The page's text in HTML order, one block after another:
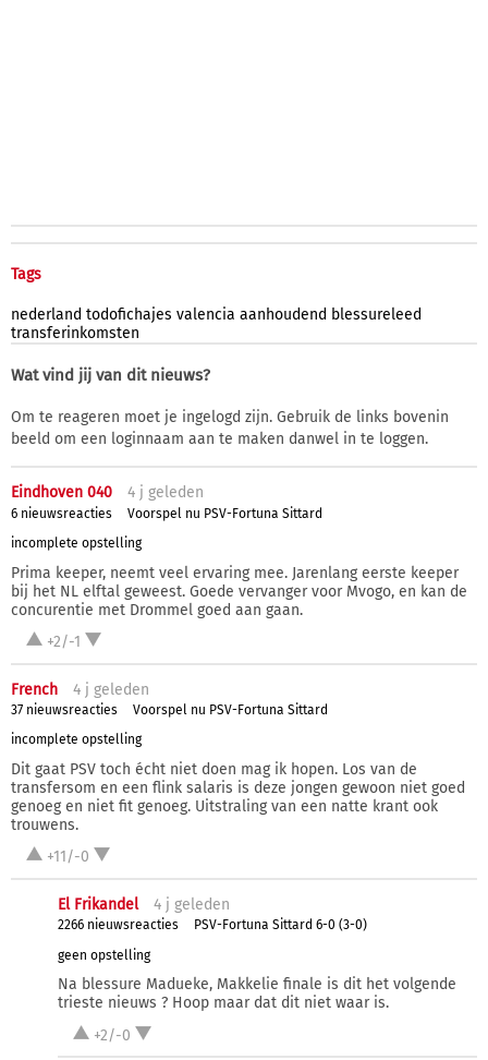
Tags
nederland todofichajes valencia aanhoudend blessureleed
transferinkomsten
Wat vind jij van dit nieuws?
Om te reageren moet je ingelogd zijn. Gebruik de links bovenin
beeld om een loginnaam aan te maken danwel in te loggen.
Eindhoven 040 4 j geleden
6 nieuwsreacties
Voorspel nu PSV-Fortuna Sittard
incomplete opstelling
Prima keeper, neemt veel ervaring mee. Jarenlang eerste keeper
bij het NL elftal geweest. Goede vervanger voor Mvogo, en kan de
concurentie met Drommel goed aan gaan.
+2/-1
French 4 j geleden
37 nieuwsreacties
Voorspel nu PSV-Fortuna Sittard
incomplete opstelling
Dit gaat PSV toch écht niet doen mag ik hopen. Los van de
transfersom en een flink salaris is deze jongen gewoon niet goed
genoeg en niet fit genoeg. Uitstraling van een natte krant ook
trouwens.
+11/-0
El Frikandel 4 j geleden
2266 nieuwsreacties
PSV-Fortuna Sittard 6-0 (3-0)
geen opstelling
Na blessure Madueke, Makkelie finale is dit het volgende
trieste nieuws ? Hoop maar dat dit niet waar is.
+2/-0